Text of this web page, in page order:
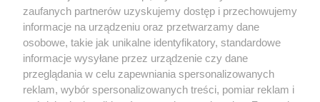
zaufanych partnerów uzyskujemy dostęp i przechowujemy
informacje na urządzeniu oraz przetwarzamy dane
osobowe, takie jak unikalne identyfikatory, standardowe
informacje wysyłane przez urządzenie czy dane
przeglądania w celu zapewniania spersonalizowanych
reklam, wybór spersonalizowanych treści, pomiar reklam i